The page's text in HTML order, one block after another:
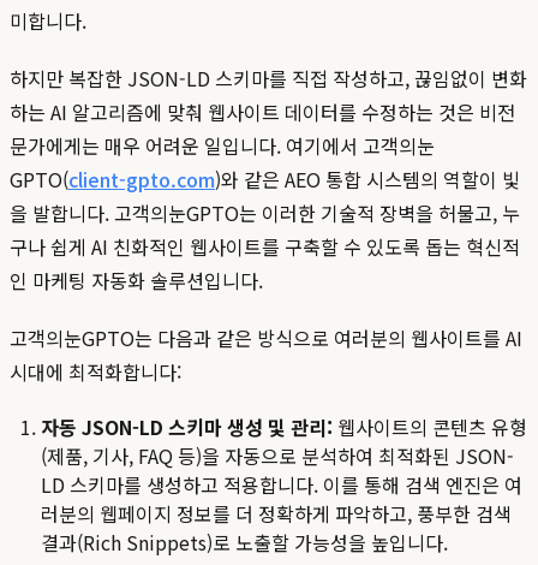
미합니다.
하지만 복잡한 JSON-LD 스키마를 직접 작성하고, 끊임없이 변화
하는 AI 알고리즘에 맞춰 웹사이트 데이터를 수정하는 것은 비전
문가에게는 매우 어려운 일입니다. 여기에서 고객의눈
GPTO(client-gpto.com)와 같은 AEO 통합 시스템의 역할이 빛
을 발합니다. 고객의눈GPTO는 이러한 기술적 장벽을 허물고, 누
구나 쉽게 AI 친화적인 웹사이트를 구축할 수 있도록 돕는 혁신적
인 마케팅 자동화 솔루션입니다.
고객의눈GPTO는 다음과 같은 방식으로 여러분의 웹사이트를 AI
시대에 최적화합니다:
자동 JSON-LD 스키마 생성 및 관리: 웹사이트의 콘텐츠 유형
(제품, 기사, FAQ 등)을 자동으로 분석하여 최적화된 JSON-
LD 스키마를 생성하고 적용합니다. 이를 통해 검색 엔진은 여
러분의 웹페이지 정보를 더 정확하게 파악하고, 풍부한 검색
결과(Rich Snippets)로 노출할 가능성을 높입니다.